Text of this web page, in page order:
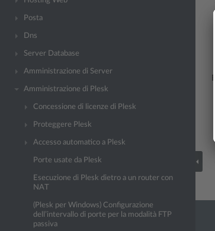
Posta
Dns
Server Database
Amministrazione di Server
Amministrazione di Plesk
Concessione di licenze di Plesk
Proteggere Plesk
Accesso automatico a Plesk
Porte usate da Plesk
Esecuzione di Plesk dietro a un router con
NAT
(Plesk per Windows) Configurazione
dell’intervallo di porte per la modalità FTP
passiva